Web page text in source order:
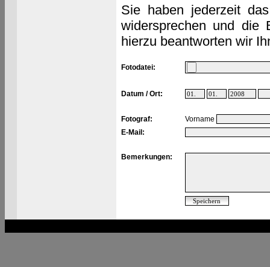
Sie haben jederzeit
widersprechen und die
hierzu beantworten wir
Fotodatei:
Datum / Ort:
Fotograf:
Vorname
E-Mail:
Bemerkungen: